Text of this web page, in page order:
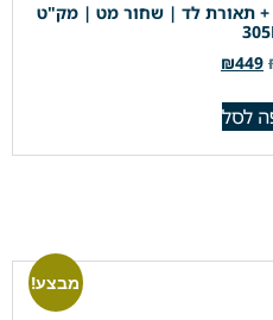
+ תאורת לד | שחור מט | מק"ט
₪449
לסל
מבצע!